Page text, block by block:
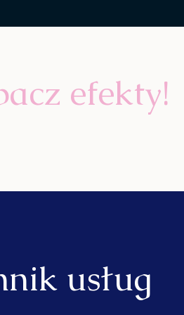
efekty!
usług